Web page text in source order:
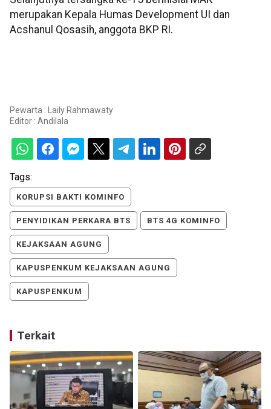
merupakan Kepala Humas Development UI dan
Acshanul Qosasih, anggota BKP RI.
Pewarta : Laily Rahmawaty
Editor : Andilala
Tags:
KORUPSI BAKTI KOMINFO
PENYIDIKAN PERKARA BTS BTS 4G KOMINFO
KEJAKSAAN AGUNG
KAPUSPENKUM KEJAKSAAN AGUNG
KAPUSPENKUM
Terkait